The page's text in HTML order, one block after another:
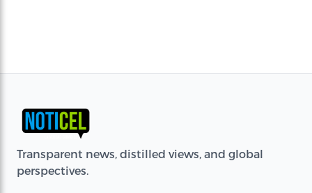
Transparent news, distilled views, and global
perspectives.